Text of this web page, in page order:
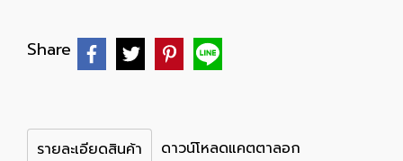
Share
รายละเอียดสินค้า ดาวน์โหลดแคตตาลอก